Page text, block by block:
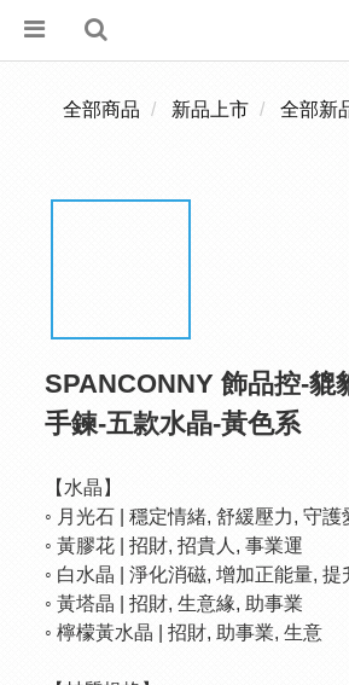
全部商品 新品上市 全部新
SPANCONNY 飾品控-貔
手鍊-五款水晶-黃色系
【水晶】
◦ 月光石 | 穩定情緒, 舒緩壓力, 守護
◦ 黃膠花 | 招財, 招貴人, 事業運
◦ 白水晶 | 淨化消磁, 增加正能量, 提
◦ 黃塔晶 | 招財, 生意緣, 助事業
◦ 檸檬黃水晶 | 招財, 助事業, 生意